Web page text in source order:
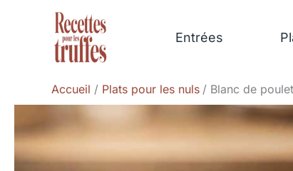
Entrées
Accueil Plats pour les nuls Blanc de